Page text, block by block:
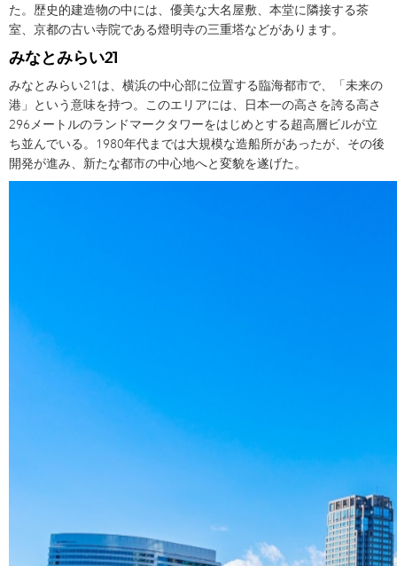
た。歴史的建造物の中には、優美な大名屋敷、本堂に隣接する茶
室、京都の古い寺院である燈明寺の三重塔などがあります。
みなとみらい21
みなとみらい21は、横浜の中心部に位置する臨海都市で、「未来の
港」という意味を持つ。このエリアには、日本一の高さを誇る高さ
296メートルのランドマークタワーをはじめとする超高層ビルが立
ち並んでいる。1980年代までは大規模な造船所があったが、その後
開発が進み、新たな都市の中心地へと変貌を遂げた。